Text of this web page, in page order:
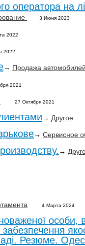
оператора на
3 Июня 2023
2022
2022
→ Продажа
2021
27 Октября 2021
→ Другое
→ Сервисное
→
4 Марта 2024
особи,
Резюме.